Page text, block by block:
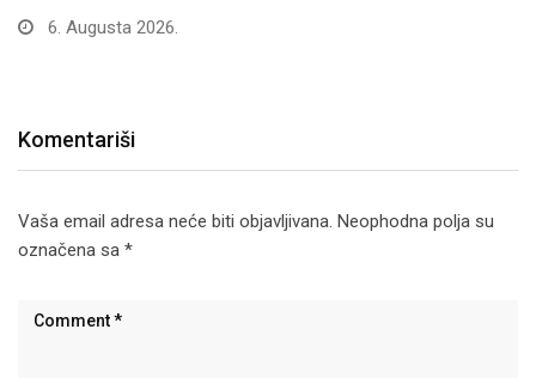
6. Augusta 2026.
Komentariši
Vaša email adresa neće biti objavljivana. Neophodna polja su
označena sa *